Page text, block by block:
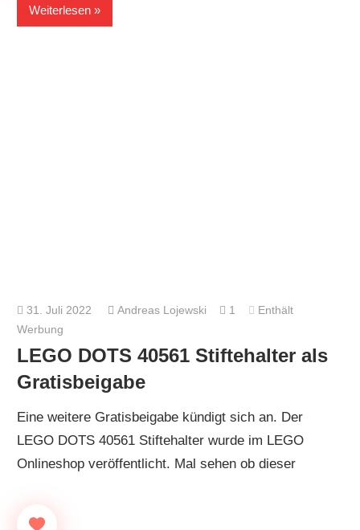
Weiterlesen
31. Juli 2022 Andreas Lojewski 1
Enthält
Werbung
LEGO DOTS 40561 Stiftehalter als
Gratisbeigabe
Eine weitere Gratisbeigabe kündigt sich an. Der
LEGO DOTS 40561 Stiftehalter wurde im LEGO
Onlineshop veröffentlicht. Mal sehen ob dieser